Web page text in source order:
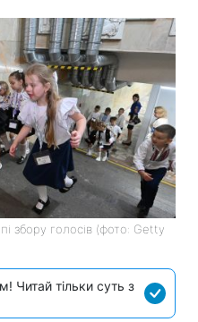
збору голосів (фото: Getty
Читай тільки суть з